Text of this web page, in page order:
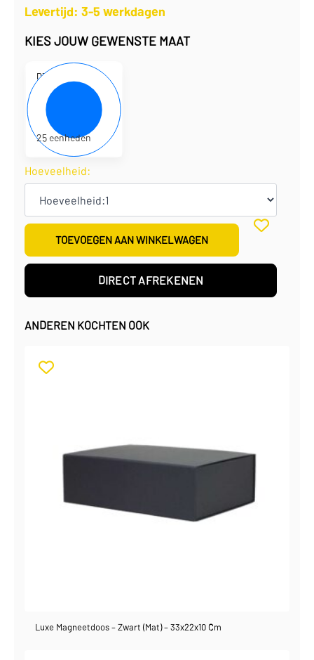
Levertijd: 3-5 werkdagen
KIES JOUW GEWENSTE MAAT
D310262
38 x 28 x 12 cm
4,10 per eenheid
102,50 per doos
25 eenheden
Hoeveelheid:
TOEVOEGEN AAN WINKELWAGEN
DIRECT AFREKENEN
ANDEREN KOCHTEN OOK
Luxe Magneetdoos – Zwart (mat) – 33x22x10 Cm